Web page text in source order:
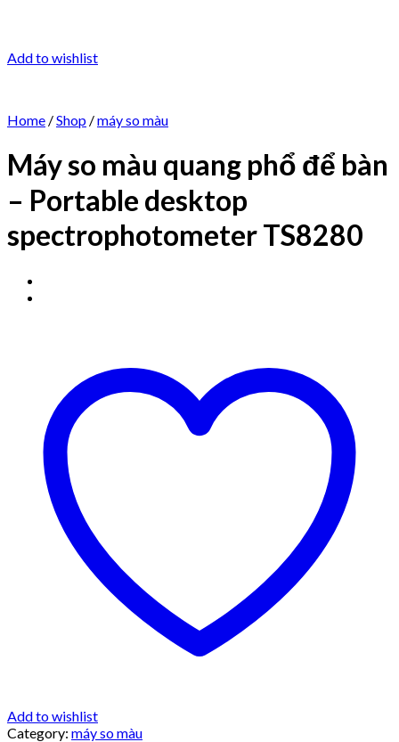
Add to wishlist
Home /Shop /máy so màu
Máy so màu quang phổ để bàn
– Portable desktop
spectrophotometer TS8280
Add to wishlist
Category: máy so màu